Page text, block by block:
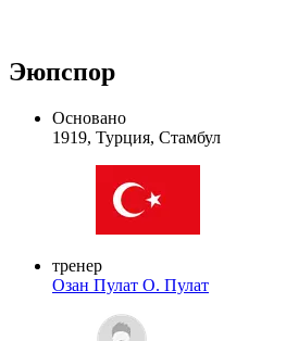
Эюпспор
Основано
1919, Турция, Стамбул
тренер
Озан Пулат О. Пулат